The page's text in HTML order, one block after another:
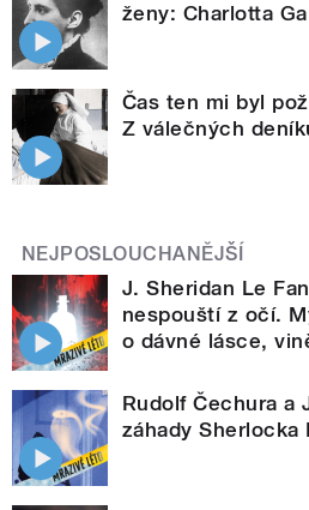
ženy: Charlotta
Čas ten mi byl
Z válečných
NEJPOSLOUCHANĚJŠÍ
J. Sheridan Le
nespouští z očí.
o dávné lásce,
Rudolf Čechura a
záhady Sherlocka